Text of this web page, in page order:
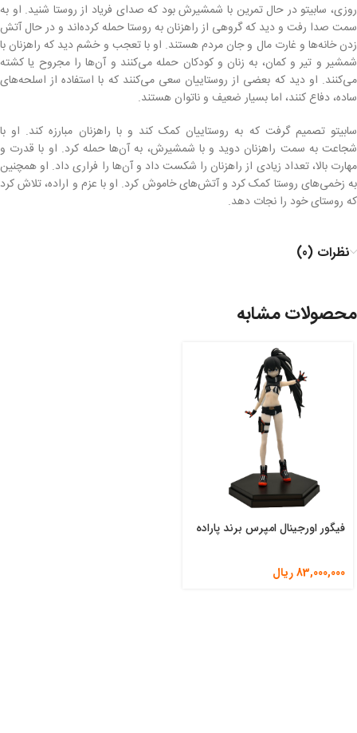
روزی، سابیتو در حال تمرین با شمشیرش بود که صدای فریاد از روستا شنید. او به
سمت صدا رفت و دید که گروهی از راهزنان به روستا حمله کرده‌اند و در حال آتش
زدن خانه‌ها و غارت مال و جان مردم هستند. او با تعجب و خشم دید که راهزنان با
شمشیر و تیر و کمان، به زنان و کودکان حمله می‌کنند و آن‌ها را مجروح یا کشته
می‌کنند. او دید که بعضی از روستاییان سعی می‌کنند که با استفاده از اسلحه‌های
ساده، دفاع کنند، اما بسیار ضعیف و ناتوان هستند.
سابیتو تصمیم گرفت که به روستاییان کمک کند و با راهزنان مبارزه کند. او با
شجاعت به سمت راهزنان دوید و با شمشیرش، به آن‌ها حمله کرد. او با قدرت و
مهارت بالا، تعداد زیادی از راهزنان را شکست داد و آن‌ها را فراری داد. او همچنین
به زخمی‌های روستا کمک کرد و آتش‌های خاموش کرد. او با عزم و اراده، تلاش کرد
که روستای خود را نجات دهد.
نظرات (0)
محصولات مشابه
فیگور اورجینال امپرس برند پاراده
83,000,000ریال